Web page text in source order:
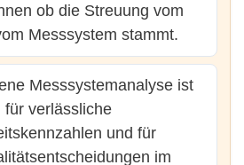
ob die Streuung vom
Messsystem stammt.
Messsystemanalyse ist
für verlässliche
und für
im